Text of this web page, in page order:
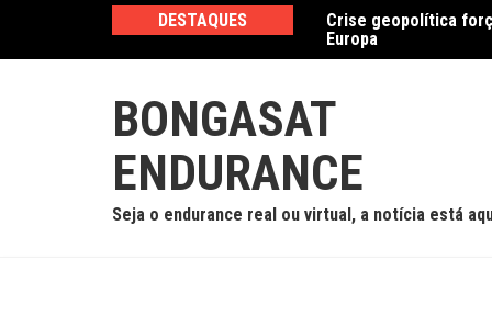
o
DESTAQUES
Crise geopolítica
Europa
Cadillac, em parceria
caótica em Road
BONGASAT
ENDURANCE
Seja o endurance real ou virtual, a notícia está